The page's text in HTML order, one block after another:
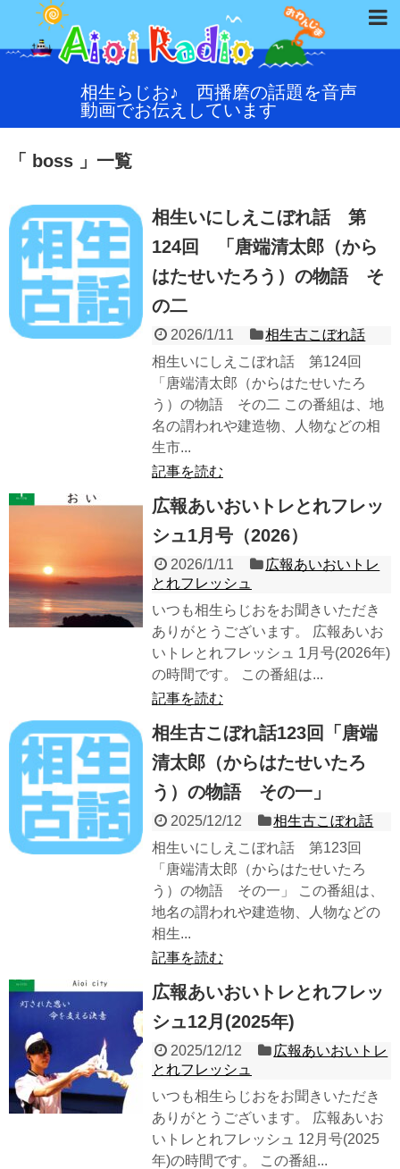
相生らじお♪ 西播磨の話題を音声
動画でお伝えしています
「 boss 」一覧
相生いにしえこぼれ話 第
124回 「唐端清太郎（から
はたせいたろう）の物語 そ
の二
2026/1/11
相生古こぼれ話
相生いにしえこぼれ話 第124回
「唐端清太郎（からはたせいたろ
う）の物語 その二 この番組は、地
名の謂われや建造物、人物などの相
生市...
記事を読む
広報あいおいトレとれフレッ
シュ1月号（2026）
2026/1/11
広報あいおいトレ
とれフレッシュ
いつも相生らじおをお聞きいただき
ありがとうございます。 広報あいお
いトレとれフレッシュ 1月号(2026年)
の時間です。 この番組は...
記事を読む
相生古こぼれ話123回「唐端
清太郎（からはたせいたろ
う）の物語 その一」
2025/12/12
相生古こぼれ話
相生いにしえこぼれ話 第123回
「唐端清太郎（からはたせいたろ
う）の物語 その一」 この番組は、
地名の謂われや建造物、人物などの
相生...
記事を読む
広報あいおいトレとれフレッ
シュ12月(2025年)
2025/12/12
広報あいおいトレ
とれフレッシュ
いつも相生らじおをお聞きいただき
ありがとうございます。 広報あいお
いトレとれフレッシュ 12月号(2025
年)の時間です。 この番組...